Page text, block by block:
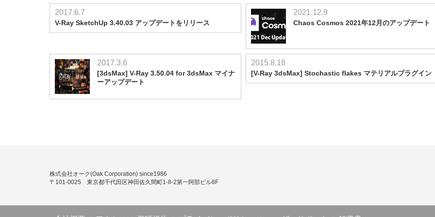
2017.6.7
V-Ray SketchUp 3.40.03 アップデートをリリース
2021.12.9
Chaos Cosmos 2021年12月のアップデート
2017.3.6
[3dsMax] V-Ray 3.50.04 for 3dsMax マイナ
ーアップデート
2015.8.18
[V-Ray 3dsMax] Stochastic flakes マテリアルプラグイン
株式会社オーク(Oak Corporation) since1986
〒101-0025 東京都千代田区神田佐久間町1-8-2第一阿部ビル8F